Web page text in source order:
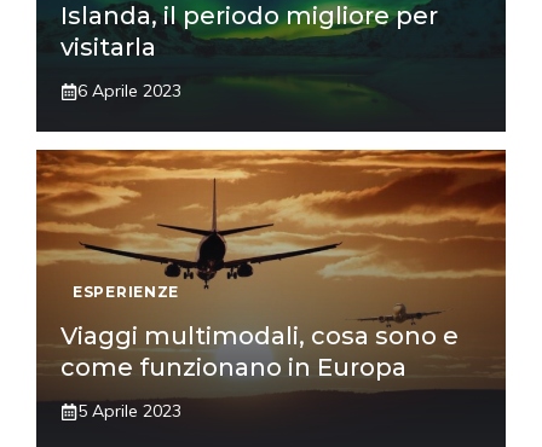
Islanda, il periodo migliore per
visitarla
6 Aprile 2023
ESPERIENZE
Viaggi multimodali, cosa sono e
come funzionano in Europa
5 Aprile 2023